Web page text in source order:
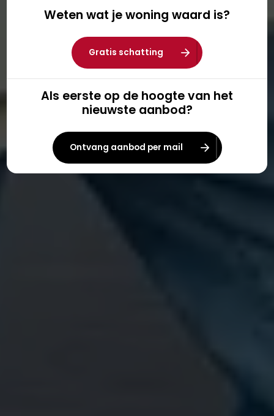
Weten wat je woning waard is?
Gratis schatting
Als eerste op de hoogte van het
nieuwste aanbod?
Ontvang aanbod per mail